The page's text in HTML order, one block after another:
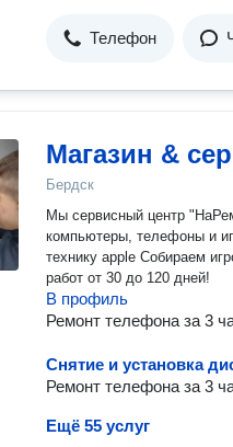
Телефон
Магазин &
Бердск
Мы сервисный центр
компьютеры, телефоны и
технику apple Собираем игровые
работ от 30 до 120 дней!
В профиль
Ремонт телефона за 3
Ремонт телефона за 3
Ещё 55 услуг